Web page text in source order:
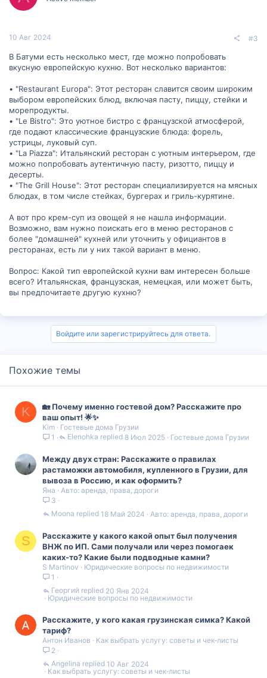
10 Авг 2024 #3
В Батуми есть несколько мест, где можно попробовать
вкусную европейскую кухню. Вот несколько вариантов:
• "Restaurant Europa": Этот ресторан славится своим широким
выбором европейских блюд, включая пасту, пиццу, стейки и
морепродукты.
• "Le Bistro": Это уютное бистро с французской атмосферой,
где подают классические французские блюда: форель,
устрицы, луковый суп.
• "La Piazza": Итальянский ресторан с уютным интерьером, где
можно попробовать аутентичную пасту, ризотто, пиццу и
десерты.
• "The Grill House": Этот ресторан специализируется на мясных
блюдах, в том числе стейках, бургерах и гриль-курятине.
А вот про крем-суп из овощей я не нашла информации.
Возможно, вам нужно поискать его в меню ресторанов с
более "домашней" кухней или уточнить у официантов в
ресторанах, есть ли у них такой вариант в меню.
Вопрос: Какой тип европейской кухни вам интересен больше
всего? Итальянская, французская, немецкая, или может быть,
вы предпочитаете другую кухню?
Войдите или зарегистрируйтесь для ответа.
Похожие темы
K
🏡 Почему именно гостевой дом? Расскажите про
ваш опыт! 🌟✨
Kim
Гостевые дома Грузии
1
Гостевые дома Грузии
8 Июл 2025
Elenohka
Между двух стран: Расскажите о правилах
растаможки автомобиля, купленного в Грузии, для
вывоза в Россию, и как оформить?
Яна
Авто: аренда, права, дороги
3
Авто: аренда, права, дороги
18 Май 2024
Moona
S
Расскажите у какого какой опыт был получения
ВНЖ по ИП. Сами получали или через помогаек
каких-то? Какие были подводные камни?
S Martinov
Юридические вопросы по недвижимости
1
Юридические вопросы по недвижимости
20 Янв 2024
Георгий
Расскажите, у кого какая грузинская симка? Какой
тариф?
Антон Иванов
Как выбрать услугу: советы и чек‑листы
2
Как выбрать услугу: советы и чек‑листы
10 Авг 2024
Angelina